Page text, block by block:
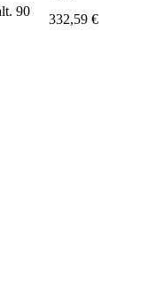
90
332,59 €